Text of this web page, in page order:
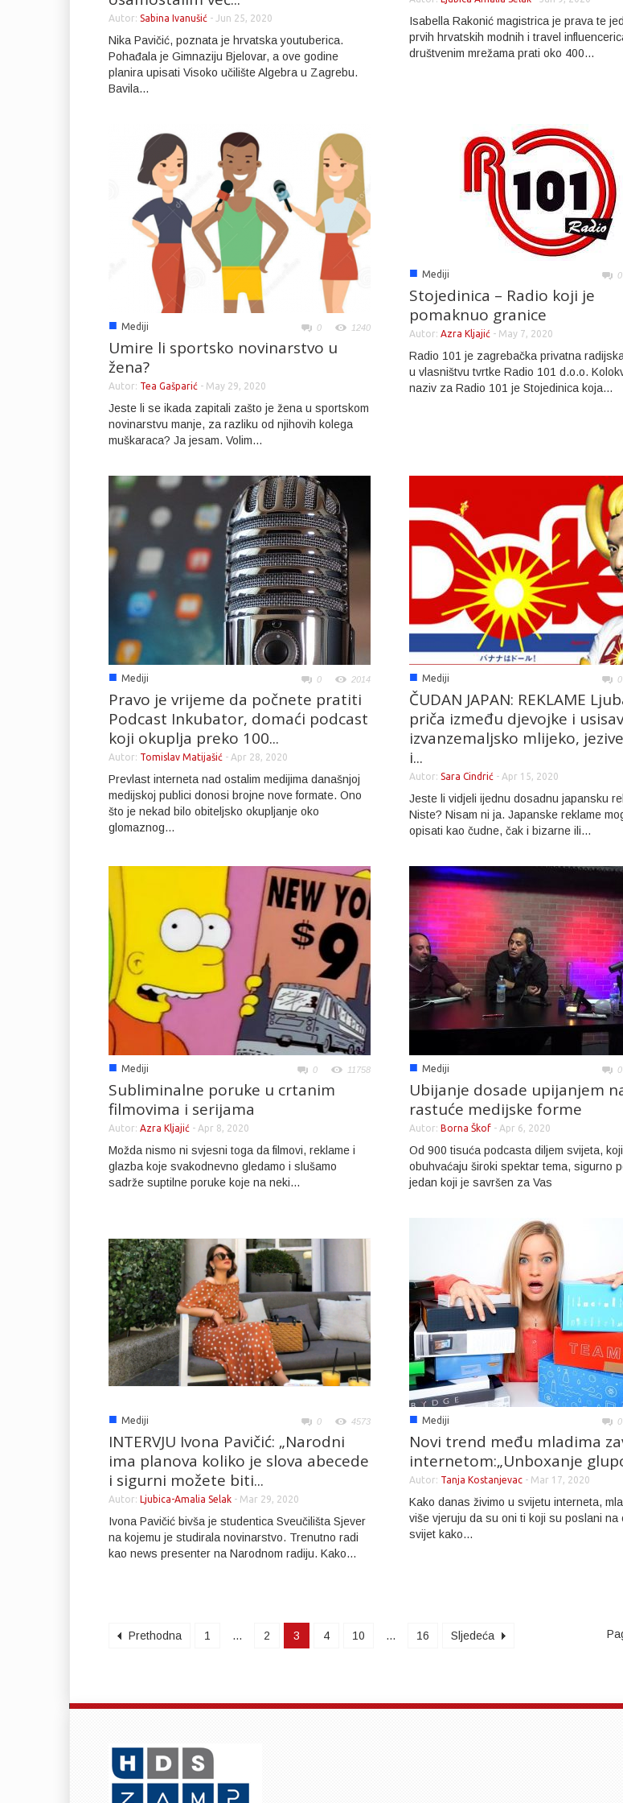
Autor: Sabina Ivanušić - Jun 25, 2020
Nika Pavičić, poznata je hrvatska youtuberica.
Pohađala je Gimnaziju Bjelovar, a ove godine
planira upisati Visoko učilište Algebra u Zagrebu.
Bavila...
Isabella Rakonić magistrica je prava te
prvih hrvatskih modnih i travel
društvenim mrežama prati oko 400...
■ Mediji 0 1240
Umire li sportsko novinarstvo u
žena?
Autor: Tea Gašparić - May 29, 2020
Jeste li se ikada zapitali zašto je žena u sportskom
novinarstvu manje, za razliku od njihovih kolega
muškaraca? Ja jesam. Volim...
■ Mediji 0
Stojedinica – Radio koji je
pomaknuo granice
Autor: Azra Kljajić - May 7, 2020
Radio 101 je zagrebačka privatna
u vlasništvu tvrtke Radio 101 d.o.o.
naziv za Radio 101 je Stojedinica koja...
■ Mediji 0 2014
Pravo je vrijeme da počnete pratiti
Podcast Inkubator, domaći podcast
koji okuplja preko 100...
Autor: Tomislav Matijašić - Apr 28, 2020
Prevlast interneta nad ostalim medijima današnjoj
medijskoj publici donosi brojne nove formate. Ono
što je nekad bilo obiteljsko okupljanje oko
glomaznog...
■ Mediji 0
ČUDAN JAPAN: REKLAME
priča između djevojke i
izvanzemaljsko mlijeko,
i...
Autor: Sara Cindrić - Apr 15, 2020
Jeste li vidjeli ijednu dosadnu japansku
Niste? Nisam ni ja. Japanske reklame
opisati kao čudne, čak i bizarne ili...
■ Mediji 0 11758
Subliminalne poruke u crtanim
filmovima i serijama
Autor: Azra Kljajić - Apr 8, 2020
Možda nismo ni svjesni toga da filmovi, reklame i
glazba koje svakodnevno gledamo i slušamo
sadrže suptilne poruke koje na neki...
■ Mediji 0
Ubijanje dosade upijanjem
rastuće medijske forme
Autor: Borna Škof- Apr 6, 2020
Od 900 tisuća podcasta diljem svijeta, koji
obuhvaćaju široki spektar tema, sigurno
jedan koji je savršen za Vas
■ Mediji 0 4573
INTERVJU Ivona Pavičić: „Narodni
ima planova koliko je slova abecede
i sigurni možete biti...
Autor: Ljubica-Amalia Selak - Mar 29, 2020
Ivona Pavičić bivša je studentica Sveučilišta Sjever
na kojemu je studirala novinarstvo. Trenutno radi
kao news presenter na Narodnom radiju. Kako...
■ Mediji 0
Novi trend među mladima
internetom:„Unboxanje
Autor: Tanja Kostanjevac- Mar 17, 2020
Kako danas živimo u svijetu interneta,
više vjeruju da su oni ti koji su poslani na
svijet kako...
Prethodna 1 ... 2 3 4 10 ... 16 Sljedeća